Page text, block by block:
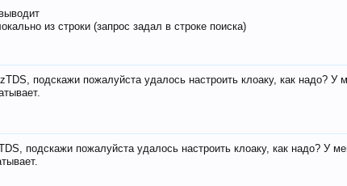
из строки (запрос задал в строке поиска)
подскажи пожалуйста удалось настроить клоаку, как надо?
подскажи пожалуйста удалось настроить клоаку, как надо? У